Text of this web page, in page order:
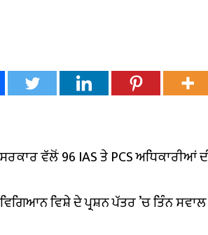
ਵੱਲੋਂ 96 IAS ਤੇ PCS
ਵਿਸ਼ੇ ਦੇ ਪ੍ਰਸ਼ਨ ਪੱਤਰ ’ਚ ਤਿੰਨ